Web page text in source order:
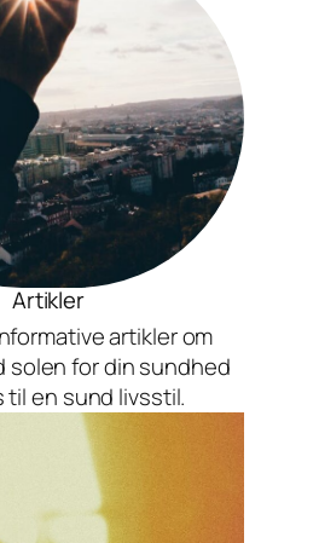
Artikler
artikler om
solen for din sundhed
til en sund livsstil.